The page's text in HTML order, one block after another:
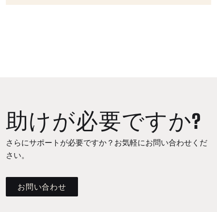
助けが必要ですか?
さらにサポートが必要ですか？お気軽にお問い合わせくだ
さい。
お問い合わせ